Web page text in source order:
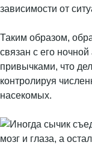
зависимости от
Таким образом,
связан с его
привычками, что
контролируя
насекомых.